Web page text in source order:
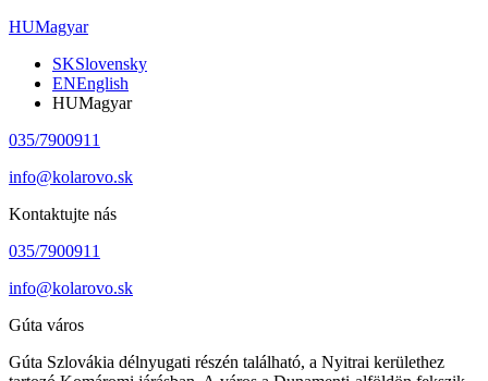
HUMagyar
SKSlovensky
ENEnglish
HUMagyar
035/7900911
info@kolarovo.sk
Kontaktujte nás
035/7900911
info@kolarovo.sk
Gúta város
Gúta Szlovákia délnyugati részén található, a Nyitrai kerülethez